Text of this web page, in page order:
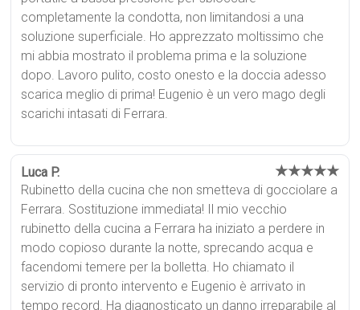
completamente la condotta, non limitandosi a una
soluzione superficiale. Ho apprezzato moltissimo che
mi abbia mostrato il problema prima e la soluzione
dopo. Lavoro pulito, costo onesto e la doccia adesso
scarica meglio di prima! Eugenio è un vero mago degli
scarichi intasati di Ferrara.
Luca P. ★★★★★
Rubinetto della cucina che non smetteva di gocciolare a
Ferrara. Sostituzione immediata! Il mio vecchio
rubinetto della cucina a Ferrara ha iniziato a perdere in
modo copioso durante la notte, sprecando acqua e
facendomi temere per la bolletta. Ho chiamato il
servizio di pronto intervento e Eugenio è arrivato in
tempo record. Ha diagnosticato un danno irreparabile al